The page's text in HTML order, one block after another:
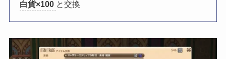
白貨×100 と交換